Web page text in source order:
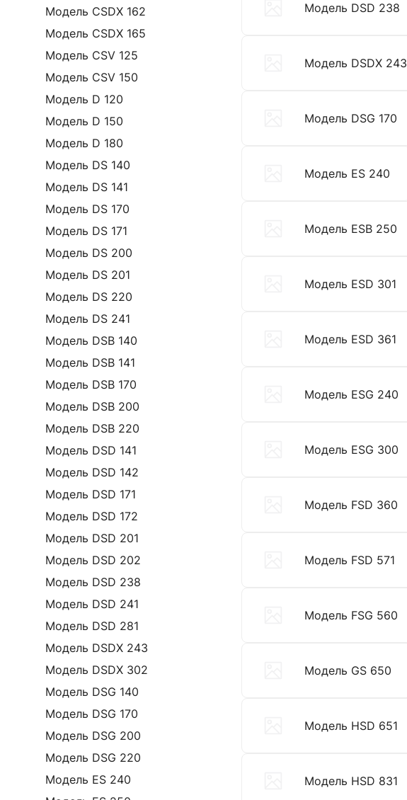
Модель DSD 238
Модель DSDX 243
Модель DSG 170
Модель ES 240
Модель ESB 250
Модель ESD 301
Модель ESD 361
Модель ESG 240
Модель ESG 300
Модель FSD 360
Модель FSD 571
Модель FSG 560
Модель GS 650
Модель HSD 651
Модель HSD 831
Модель CSDX 162
Модель CSDX 165
Модель CSV 125
Модель CSV 150
Модель D 120
Модель D 150
Модель D 180
Модель DS 140
Модель DS 141
Модель DS 170
Модель DS 171
Модель DS 200
Модель DS 201
Модель DS 220
Модель DS 241
Модель DSB 140
Модель DSB 141
Модель DSB 170
Модель DSB 200
Модель DSB 220
Модель DSD 141
Модель DSD 142
Модель DSD 171
Модель DSD 172
Модель DSD 201
Модель DSD 202
Модель DSD 238
Модель DSD 241
Модель DSD 281
Модель DSDX 243
Модель DSDX 302
Модель DSG 140
Модель DSG 170
Модель DSG 200
Модель DSG 220
Модель ES 240